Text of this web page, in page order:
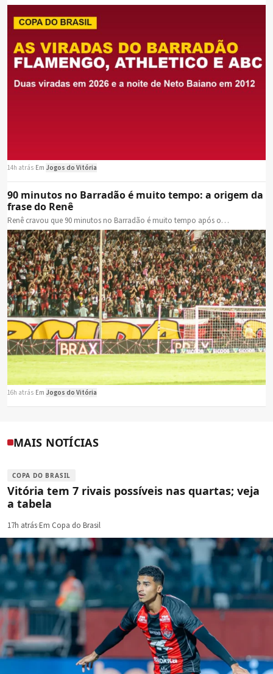
14h atrás Em Jogos do Vitória
90 minutos no Barradão é muito tempo: a origem da
frase do Renê
Renê cravou que 90 minutos no Barradão é muito tempo após o…
16h atrás Em Jogos do Vitória
MAIS NOTÍCIAS
COPA DO BRASIL
Vitória tem 7 rivais possíveis nas quartas; veja
a tabela
17h atrás·Em Copa do Brasil